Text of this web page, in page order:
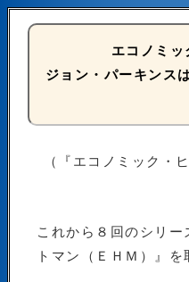
エコノミ
ジョン・パーキンス
（『エコノミック・
これから８回のシリ
トマン（ＥＨＭ）』を